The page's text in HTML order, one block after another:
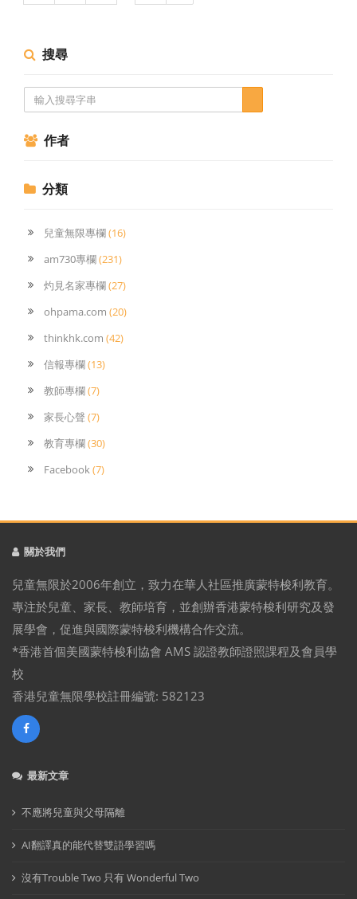
搜尋
作者
分類
兒童無限專欄(16)
am730專欄(231)
灼見名家專欄(27)
ohpama.com (20)
thinkhk.com (42)
信報專欄(13)
教師專欄(7)
家長心聲 (7)
教育專欄(30)
Facebook(7)
關於我們
兒童無限於2006年創立，致力在華人社區推廣蒙特梭利教育。
專注於兒童、家長、教師培育，並創辦香港蒙特梭利研究及發
展學會，促進與國際蒙特梭利機構合作交流。
*香港首個美國蒙特梭利協會 AMS 認證教師證照課程及會員學
校
香港兒童無限學校註冊編號: 582123
最新文章
不應將兒童與父母隔離
AI翻譯真的能代替雙語學習嗎
沒有Trouble Two 只有 Wonderful Two